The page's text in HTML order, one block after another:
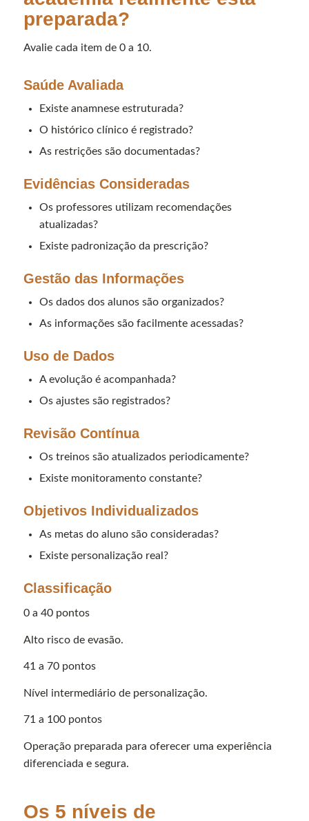
preparada?
Avalie cada item de 0 a 10.
Saúde Avaliada
Existe anamnese estruturada?
O histórico clínico é registrado?
As restrições são documentadas?
Evidências Consideradas
Os professores utilizam recomendações
atualizadas?
Existe padronização da prescrição?
Gestão das Informações
Os dados dos alunos são organizados?
As informações são facilmente acessadas?
Uso de Dados
A evolução é acompanhada?
Os ajustes são registrados?
Revisão Contínua
Os treinos são atualizados periodicamente?
Existe monitoramento constante?
Objetivos Individualizados
As metas do aluno são consideradas?
Existe personalização real?
Classificação
0 a 40 pontos
Alto risco de evasão.
41 a 70 pontos
Nível intermediário de personalização.
71 a 100 pontos
Operação preparada para oferecer uma experiência
diferenciada e segura.
Os 5 níveis de